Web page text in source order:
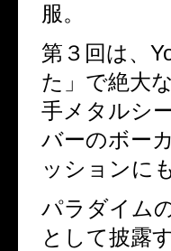
服。
第３回は、
た」で絶大
手メタルシ
バーのボー
ッションに
パラダイム
として披露